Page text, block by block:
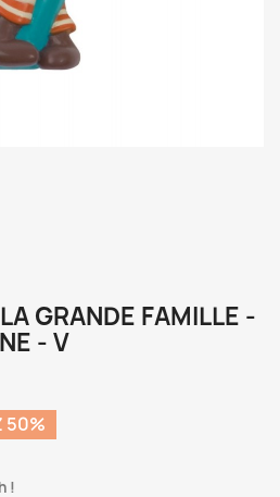
GRANDE FAMILLE -
- V
50%
!